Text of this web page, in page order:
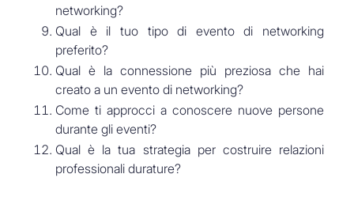
networking?
Qual è il tuo tipo di evento di networking
preferito?
Qual è la connessione più preziosa che hai
creato a un evento di networking?
Come ti approcci a conoscere nuove persone
durante gli eventi?
Qual è la tua strategia per costruire relazioni
professionali durature?